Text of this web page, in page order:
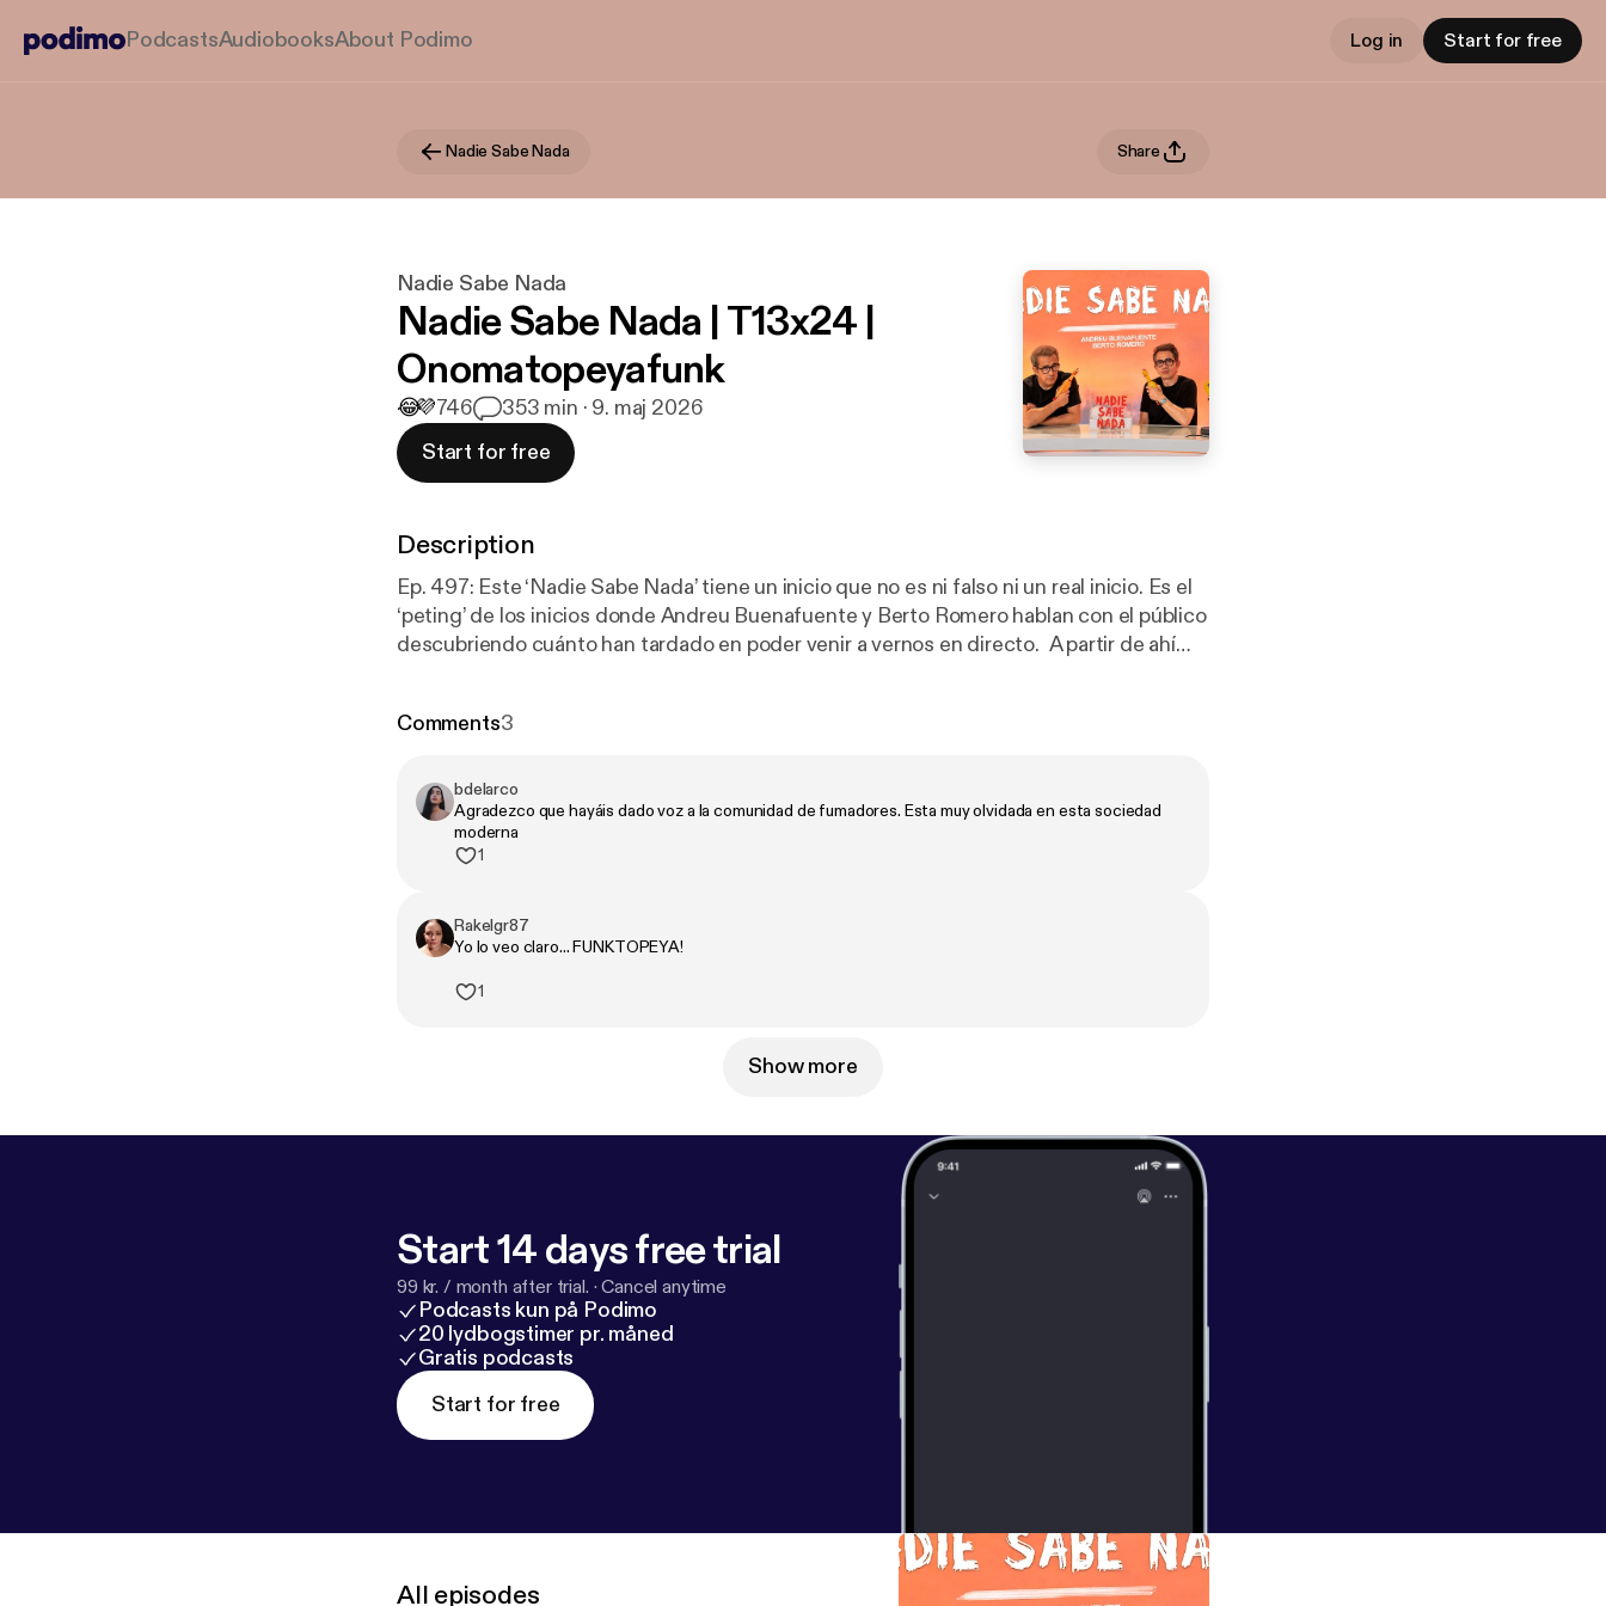
PodcastsAudiobooksAbout Podimo Log in Start for free
Nadie Sabe Nada Share
Nadie Sabe Nada
Nadie Sabe Nada | T13x24 |
Onomatopeyafunk
😂💜746 353 min · 9. maj 2026
Start for free
Description
Ep. 497: Este ‘Nadie Sabe Nada’ tiene un inicio que no es ni falso ni un real inicio. Es el
‘peting’ de los inicios donde Andreu Buenafuente y Berto Romero hablan con el público
descubriendo cuánto han tardado en poder venir a vernos en directo. A partir de ahí
perfumes que huelen demasiado, velas con olores a biblioteca antigua, animales que
toda la grabación: que se nos va de las manos. Como debe de ser.
Comments3
bdelarco
Agradezco que hayáis dado voz a la comunidad de fumadores. Esta muy olvidada en esta sociedad
moderna
1
Rakelgr87
Yo lo veo claro... FUNKTOPEYA!
1
Show more
Start 14 days free trial
99 kr. / month after trial. ·Cancel anytime
Podcasts kun på Podimo
20 lydbogstimer pr. måned
Gratis podcasts
Start for free
All episodes